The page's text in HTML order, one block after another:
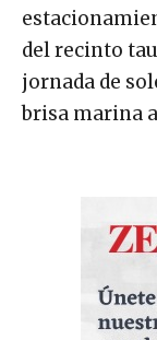
del recinto
jornada de
brisa marina